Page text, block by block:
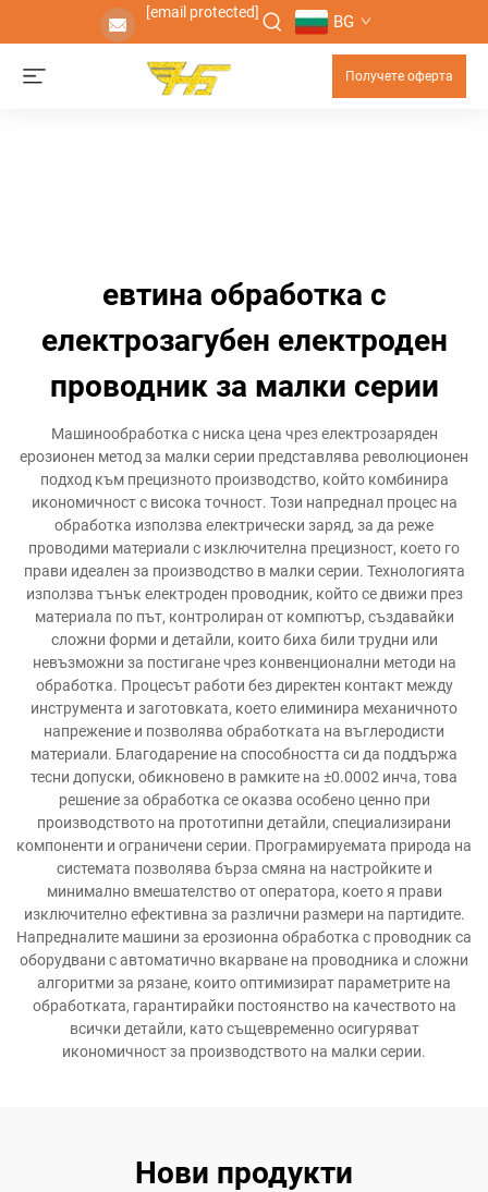
[email protected] BG
Получете оферта
евтина обработка с
електрозагубен електроден
проводник за малки серии
Машинообработка с ниска цена чрез електрозаряден
ерозионен метод за малки серии представлява революционен
подход към прецизното производство, който комбинира
икономичност с висока точност. Този напреднал процес на
обработка използва електрически заряд, за да реже
проводими материали с изключителна прецизност, което го
прави идеален за производство в малки серии. Технологията
използва тънък електроден проводник, който се движи през
материала по път, контролиран от компютър, създавайки
сложни форми и детайли, които биха били трудни или
невъзможни за постигане чрез конвенционални методи на
обработка. Процесът работи без директен контакт между
инструмента и заготовката, което елиминира механичното
напрежение и позволява обработката на въглеродисти
материали. Благодарение на способността си да поддържа
тесни допуски, обикновено в рамките на ±0.0002 инча, това
решение за обработка се оказва особено ценно при
производството на прототипни детайли, специализирани
компоненти и ограничени серии. Програмируемата природа на
системата позволява бърза смяна на настройките и
минимално вмешателство от оператора, което я прави
изключително ефективна за различни размери на партидите.
Напредналите машини за ерозионна обработка с проводник са
оборудвани с автоматично вкарване на проводника и сложни
алгоритми за рязане, които оптимизират параметрите на
обработката, гарантирайки постоянство на качеството на
всички детайли, като същевременно осигуряват
икономичност за производството на малки серии.
Нови продукти